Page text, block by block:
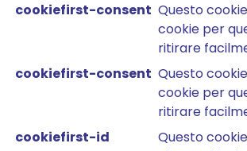
cookiefirst-consent Questo
cookie per
ritirare
cookiefirst-consent Questo
cookie per
ritirare
cookiefirst-id
Questo